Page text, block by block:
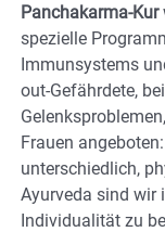
Panchakarma-Kur
spezielle
Immunsystems
out-Gefährdete,
Frauen
unterschiedlich,
Ayurveda sind wir
Individualität zu